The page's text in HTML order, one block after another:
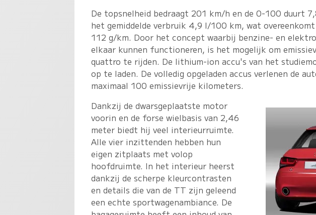
De topsnelheid bedraagt 201 km/h en de 0-100 duurt
het gemiddelde verbruik 4,9 l/100 km, wat
112 g/km. Door het concept waarbij benzine- en
elkaar kunnen functioneren, is het mogelijk om
quattro te rijden. De lithium-ion accu's van het
op te laden. De volledig opgeladen accus verlenen de
maximaal 100 emissievrije kilometers.
Dankzij de dwarsgeplaatste motor
voorin en de forse wielbasis van 2,46
meter biedt hij veel interieurruimte.
Alle vier inzittenden hebben hun
eigen zitplaats met volop
hoofdruimte. In het interieur heerst
dankzij de scherpe kleurcontrasten
en details die van de TT zijn geleend
een echte sportwagenambiance. De